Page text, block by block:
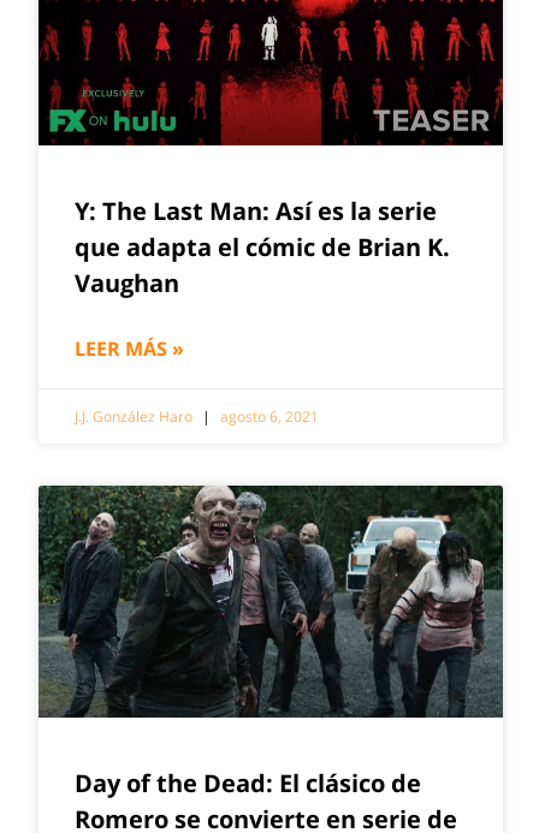
Y: The Last Man: Así es la serie
que adapta el cómic de Brian K.
Vaughan
LEER MÁS »
J.J. González Haro agosto 6, 2021
Day of the Dead: El clásico de
Romero se convierte en serie de